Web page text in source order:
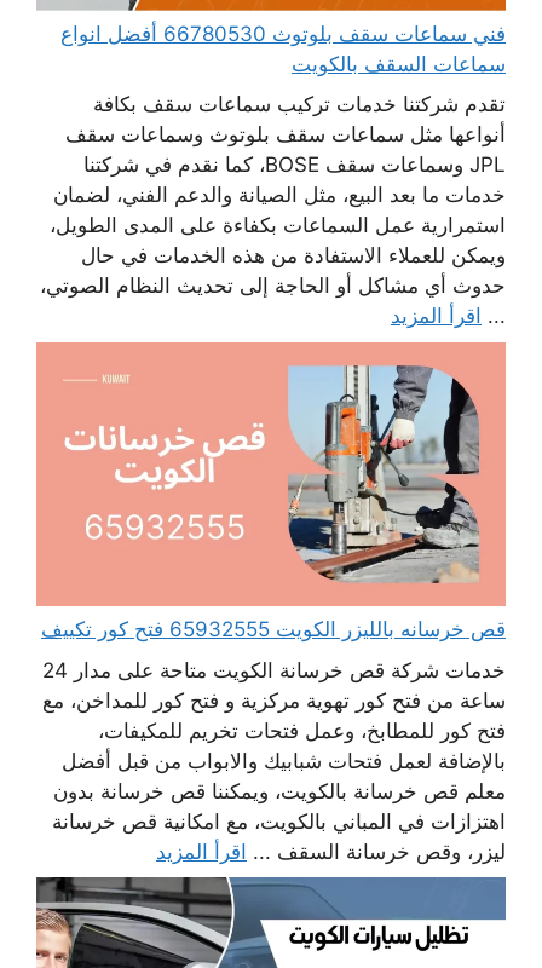
فني سماعات سقف بلوتوث 66780530 أفضل انواع
سماعات السقف بالكويت
تقدم شركتنا خدمات تركيب سماعات سقف بكافة
أنواعها مثل سماعات سقف بلوتوث وسماعات سقف
JPL وسماعات سقف BOSE، كما نقدم في شركتنا
خدمات ما بعد البيع، مثل الصيانة والدعم الفني، لضمان
استمرارية عمل السماعات بكفاءة على المدى الطويل،
ويمكن للعملاء الاستفادة من هذه الخدمات في حال
حدوث أي مشاكل أو الحاجة إلى تحديث النظام الصوتي،
... اقرأ المزيد
قص خرسانه بالليزر الكويت 65932555 فتح كور تكييف
خدمات شركة قص خرسانة الكويت متاحة على مدار 24
ساعة من فتح كور تهوية مركزية و فتح كور للمداخن، مع
فتح كور للمطابخ، وعمل فتحات تخريم للمكيفات،
بالإضافة لعمل فتحات شبابيك والابواب من قبل أفضل
معلم قص خرسانة بالكويت، ويمكننا قص خرسانة بدون
اهتزازات في المباني بالكويت، مع امكانية قص خرسانة
ليزر، وقص خرسانة السقف ... اقرأ المزيد